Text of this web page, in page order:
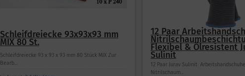
Schleifdreiecke 93x93x93 mm
MIX 80 St.
Schleifdreiecke 93 x 93 x 93 mm 80 Stück MIX Zur
Bearb...
12 Paar
Flexibel & Ölresistent
Sulinit
12 Paar Jurav Sulinit
Nitrilschaum...